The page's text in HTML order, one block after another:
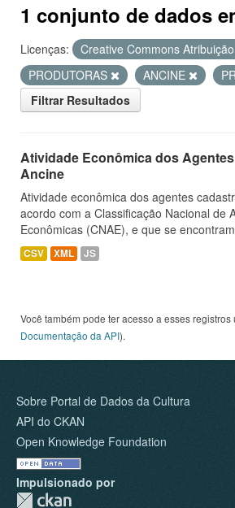
1 conjunto de dados
Licenças: Creative Commons Atribuição
PRODUTORAS
ANCINE
Filtrar Resultados
Atividade Econômica dos
Ancine
Atividade econômica dos agentes
acordo com a Classificação Nacional de
Econômicas (CNAE), e que se
CSV XML JS
Você também pode ter acesso a esses registros
Documentação da API).
Sobre Portal de Dados da Cultura
API do CKAN
Open Knowledge Foundation
Impulsionado por